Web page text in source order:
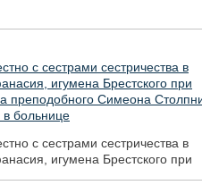
с сестрами сестричества в
игумена Брестского при
преподобного Симеона
в больнице
с сестрами сестричества в
игумена Брестского при